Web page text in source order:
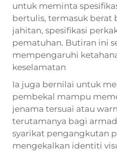
untuk meminta
bertulis, termasuk berat
jahitan, spesifikasi
pematuhan. Butiran ini
mempengaruhi
keselamatan
Ia juga bernilai untuk
pembekal mampu
jenama tersuai atau
terutamanya bagi
syarikat pengangkutan
mengekalkan identiti